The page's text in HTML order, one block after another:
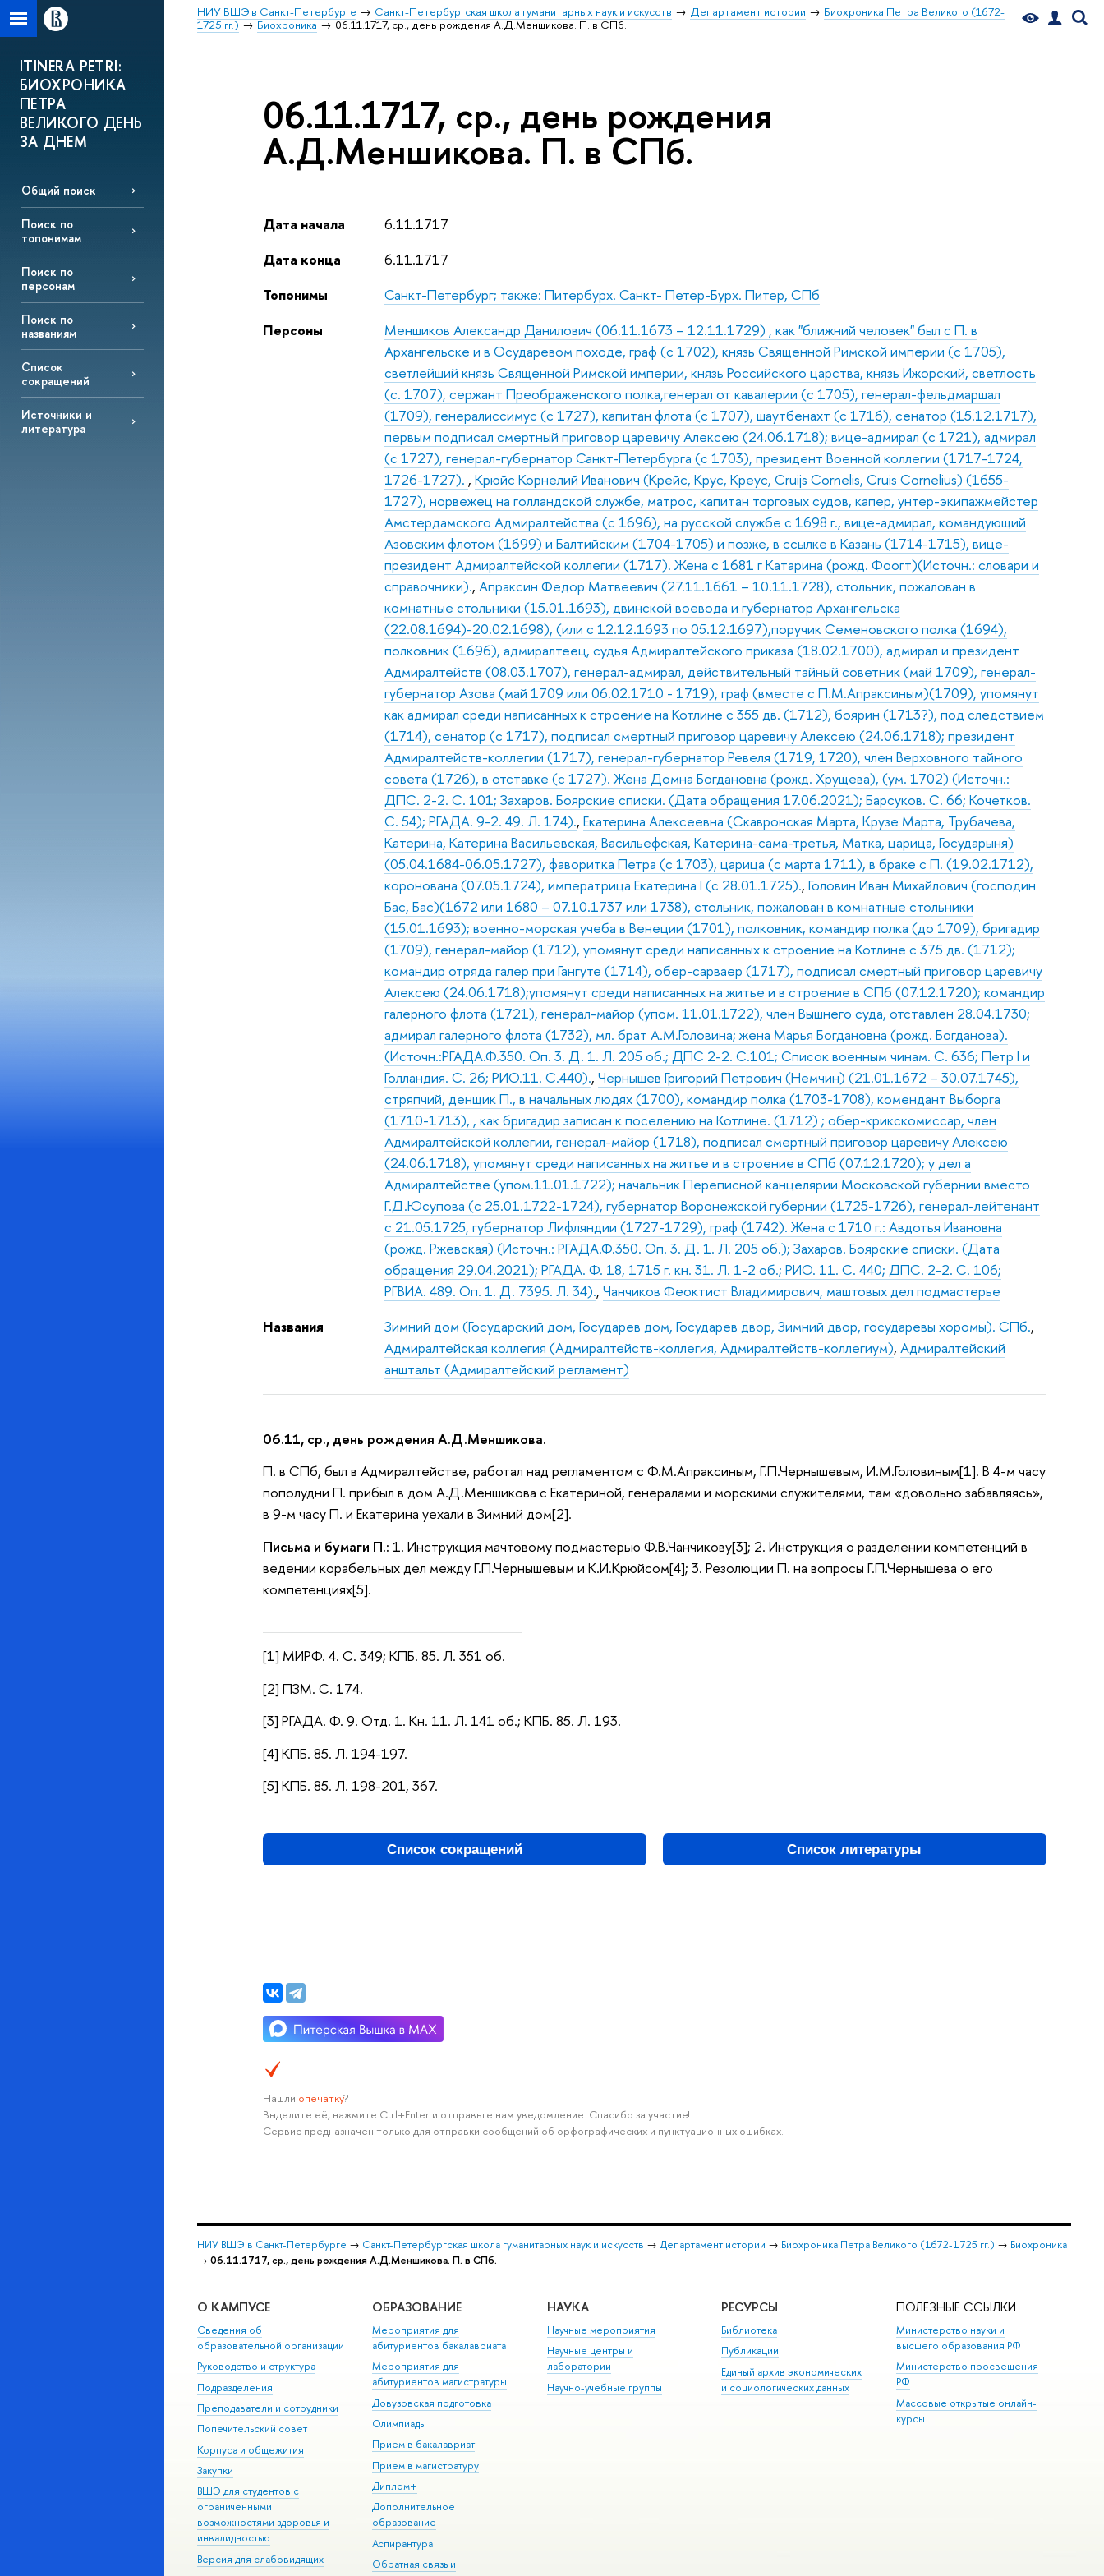
НИУ ВШЭ в Санкт-Петербурге Санкт-Петербургская школа гуманитарных наук и искусств Департамент истории
Биохроника Петра Великого (1672-
1725 гг.)
Биохроника 06.11.1717, ср., день рождения А.Д.Меншикова. П. в СПб.
ITINERA PETRI:
БИОХРОНИКА
ПЕТРА
ВЕЛИКОГО ДЕНЬ
ЗА ДНЕМ
Общий поиск
Поиск по
топонимам
Поиск по
персонам
Поиск по
названиям
Список
сокращений
Источники и
литература
06.11.1717, ср., день рождения
А.Д.Меншикова. П. в СПб.
Дата начала
6.11.1717
Дата конца
6.11.1717
Топонимы
Санкт-Петербург; также: Питербурх. Санкт- Петер-Бурх. Питер, СПб
Персоны
Меншиков Александр Данилович (06.11.1673 – 12.11.1729) , как "ближний человек" был с П. в
Архангельске и в Осударевом походе, граф (с 1702), князь Священной Римской империи (с 1705),
светлейший князь Священной Римской империи, князь Российского царства, князь Ижорский, светлость
(с. 1707), сержант Преображенского полка,генерал от кавалерии (с 1705), генерал-фельдмаршал
(1709), генералиссимус (с 1727), капитан флота (с 1707), шаутбенахт (с 1716), сенатор (15.12.1717),
первым подписал смертный приговор царевичу Алексею (24.06.1718); вице-адмирал (с 1721), адмирал
(с 1727), генерал-губернатор Санкт-Петербурга (с 1703), президент Военной коллегии (1717-1724,
1726-1727). ,Крюйс Корнелий Иванович (Крейс, Крус, Креус, Cruijs Cornelis, Cruis Cornelius) (1655-
1727), норвежец на голландской службе, матрос, капитан торговых судов, капер, унтер-экипажмейстер
Амстердамского Адмиралтейства (с 1696), на русской службе с 1698 г., вице-адмирал, командующий
Азовским флотом (1699) и Балтийским (1704-1705) и позже, в ссылке в Казань (1714-1715), вице-
президент Адмиралтейской коллегии (1717). Жена с 1681 г Катарина (рожд. Фоогт)(Источн.: словари и
справочники).,Апраксин Федор Матвеевич (27.11.1661 – 10.11.1728), стольник, пожалован в
комнатные стольники (15.01.1693), двинской воевода и губернатор Архангельска
(22.08.1694)-20.02.1698), (или с 12.12.1693 по 05.12.1697),поручик Семеновского полка (1694),
полковник (1696), адмиралтеец, судья Адмиралтейского приказа (18.02.1700), адмирал и президент
Адмиралтейств (08.03.1707), генерал-адмирал, действительный тайный советник (май 1709), генерал-
губернатор Азова (май 1709 или 06.02.1710 - 1719), граф (вместе с П.М.Апраксиным)(1709), упомянут
как адмирал среди написанных к строение на Котлине с 355 дв. (1712), боярин (1713?), под следствием
(1714), сенатор (с 1717), подписал смертный приговор царевичу Алексею (24.06.1718); президент
Адмиралтейств-коллегии (1717), генерал-губернатор Ревеля (1719, 1720), член Верховного тайного
совета (1726), в отставке (с 1727). Жена Домна Богдановна (рожд. Хрущева), (ум. 1702) (Источн.:
ДПС. 2-2. С. 101; Захаров. Боярские списки. (Дата обращения 17.06.2021); Барсуков. С. 66; Кочетков.
С. 54); РГАДА. 9-2. 49. Л. 174).,Екатерина Алексеевна (Скавронская Марта, Крузе Марта, Трубачева,
Катерина, Катерина Васильевская, Васильефская, Катерина-сама-третья, Матка, царица, Государыня)
(05.04.1684-06.05.1727), фаворитка Петра (с 1703), царица (с марта 1711), в браке с П. (19.02.1712),
коронована (07.05.1724), императрица Екатерина I (с 28.01.1725).,Головин Иван Михайлович (господин
Бас, Бас)(1672 или 1680 – 07.10.1737 или 1738), стольник, пожалован в комнатные стольники
(15.01.1693); военно-морская учеба в Венеции (1701), полковник, командир полка (до 1709), бригадир
(1709), генерал-майор (1712), упомянут среди написанных к строение на Котлине с 375 дв. (1712);
командир отряда галер при Гангуте (1714), обер-сарваер (1717), подписал смертный приговор царевичу
Алексею (24.06.1718);упомянут среди написанных на житье и в строение в СПб (07.12.1720); командир
галерного флота (1721), генерал-майор (упом. 11.01.1722), член Вышнего суда, отставлен 28.04.1730;
адмирал галерного флота (1732), мл. брат А.М.Головина; жена Марья Богдановна (рожд. Богданова).
(Источн.:РГАДА.Ф.350. Оп. 3. Д. 1. Л. 205 об.; ДПС 2-2. С.101; Список военным чинам. С. 636; Петр I и
Голландия. С. 26; РИО.11. С.440).,Чернышев Григорий Петрович (Немчин) (21.01.1672 – 30.07.1745),
стряпчий, денщик П., в начальных людях (1700), командир полка (1703-1708), комендант Выборга
(1710-1713), , как бригадир записан к поселению на Котлине. (1712) ; обер-крикскомиссар, член
Адмиралтейской коллегии, генерал-майор (1718), подписал смертный приговор царевичу Алексею
(24.06.1718), упомянут среди написанных на житье и в строение в СПб (07.12.1720); у дел а
Адмиралтействе (упом.11.01.1722); начальник Переписной канцелярии Московской губернии вместо
Г.Д.Юсупова (с 25.01.1722-1724), губернатор Воронежской губернии (1725-1726), генерал-лейтенант
с 21.05.1725, губернатор Лифляндии (1727-1729), граф (1742). Жена с 1710 г.: Авдотья Ивановна
(рожд. Ржевская) (Источн.: РГАДА.Ф.350. Оп. 3. Д. 1. Л. 205 об.); Захаров. Боярские списки. (Дата
обращения 29.04.2021); РГАДА. Ф. 18, 1715 г. кн. 31. Л. 1-2 об.; РИО. 11. С. 440; ДПС. 2-2. С. 106;
РГВИА. 489. Оп. 1. Д. 7395. Л. 34).,Чанчиков Феоктист Владимирович, маштовых дел подмастерье
Названия
Зимний дом (Государский дом, Государев дом, Государев двор, Зимний двор, государевы хоромы). СПб.,
Адмиралтейская коллегия (Адмиралтейств-коллегия, Адмиралтейств-коллегиум),Адмиралтейский
анштальт (Адмиралтейский регламент)
06.11, ср., день рождения А.Д.Меншикова.
П. в СПб, был в Адмиралтействе, работал над регламентом с Ф.М.Апраксиным, Г.П.Чернышевым, И.М.Головиным[1]. В 4-м часу
пополудни П. прибыл в дом А.Д.Меншикова с Екатериной, генералами и морскими служителями, там «довольно забавляясь»,
в 9-м часу П. и Екатерина уехали в Зимний дом[2].
Письма и бумаги П.: 1. Инструкция мачтовому подмастерью Ф.В.Чанчикову[3]; 2. Инструкция о разделении компетенций в
ведении корабельных дел между Г.П.Чернышевым и К.И.Крюйсом[4]; 3. Резолюции П. на вопросы Г.П.Чернышева о его
компетенциях[5].
[1] МИРФ. 4. С. 349; КПБ. 85. Л. 351 об.
[2] ПЗМ. С. 174.
[3] РГАДА. Ф. 9. Отд. 1. Кн. 11. Л. 141 об.; КПБ. 85. Л. 193.
[4] КПБ. 85. Л. 194-197.
[5] КПБ. 85. Л. 198-201, 367.
Список сокращений Список литературы
Нашли опечатку?
Выделите её, нажмите Ctrl+Enter и отправьте нам уведомление. Спасибо за участие!
Сервис предназначен только для отправки сообщений об орфографических и пунктуационных ошибках.
НИУ ВШЭ в Санкт-Петербурге → Санкт-Петербургская школа гуманитарных наук и искусств → Департамент истории → Биохроника Петра Великого (1672-1725 гг.) → Биохроника
→ 06.11.1717, ср., день рождения А.Д.Меншикова. П. в СПб.
О КАМПУСЕ
Сведения об
образовательной организации
Руководство и структура
Подразделения
Преподаватели и сотрудники
Попечительский совет
Корпуса и общежития
Закупки
ВШЭ для студентов с
ограниченными
возможностями здоровья и
инвалидностью
Версия для слабовидящих
ОБРАЗОВАНИЕ
Мероприятия для
абитуриентов бакалавриата
Мероприятия для
абитуриентов магистратуры
Довузовская подготовка
Олимпиады
Прием в бакалавриат
Прием в магистратуру
Диплом+
Дополнительное
образование
Аспирантура
Обратная связь и
НАУКА
Научные мероприятия
Научные центры и
лаборатории
Научно-учебные группы
РЕСУРСЫ
Библиотека
Публикации
Единый архив экономических
и социологических данных
ПОЛЕЗНЫЕ ССЫЛКИ
Министерство науки и
высшего образования РФ
Министерство просвещения
РФ
Массовые открытые онлайн-
курсы